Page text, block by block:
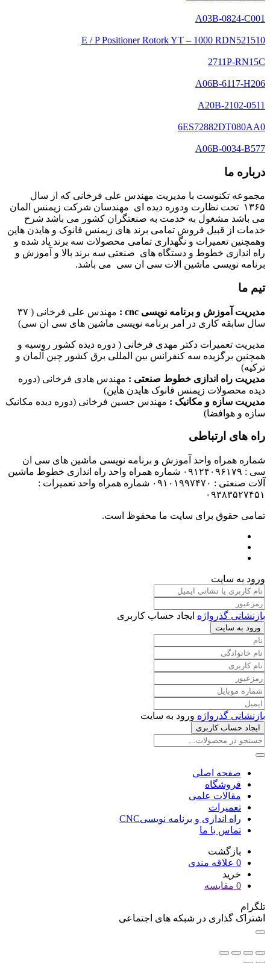
A03B-0824-C001
E / P Positioner Rotork YT – 1000 RDN521510
2711P-RN15C
A06B-6117-H206
A20B-2102-0511
6ES72882DT080AA0
A06B-0034-B577
درباره ما
مجموعه تکنوست با مدیریت مهندس علی فرخانی که از سال
۱۳۶۵ تحت نظارت ودوره دیده ای مهندسان شرکت زیمنس المان
می باشد مشغول به خدمت به صنعتگران کشور می باشد شرح
خدمات از قبیل فروش تمامی برند های زیمنس فانوک و هایدن هاین
وهمچنین تعمیرات و نگهداری تمامی محصولات سه برند یاد شده و
راه اندازی خطوط و دستگاه های صنعتی سه برند بالا و آموزش و
برنامه نویسی ماشین الات سی ان سی می باشد.
تیم ما
مدیریت آموزش و برنامه نویسی cnc :
مهندس علی فرخانی ( ۳۷
سال سابقه کاری در امر برنامه نویسی ماشین های سی ان سی)
مدیریت تعمیرات دکتر مهدی فرخانی ( دوره دیده کشور روسیه و
همچنین برگزیده سه کنفرانس بین المللی برق کشور چین آلمان و
ترکیه)
مدیریت راه اندازی خطوط صنعتی : مهندس هادی فرخانی (دوره
دیده محصولات زیمنس فانوک هایدن هاین)
مدیریت سازه و مکانیک : مهندس حسین فرخانی (دوره دیده مکانیک
سازه و هوافضا)
راه های ارتباطی
شماره همراه واحد آموزش و برنامه نویسی ماشین های سی ان
سی : ۰۹۱۲۴۰۹۶۱۷۹ شماره همراه واحد راه اندازی خطوط ماشین
آلات صنعتی : ۰۹۱۰۱۹۹۷۴۷۰ شماره همراه واحد تعمیرات :
۰۹۳۸۳۵۲۷۴۵۱
تمامی حقوق برای سایت ما محفوظ است.
ورود به سایت
بازنشانی گذرواژه ایجاد حساب کاربری
ورود به سایت
بازنشانی گذرواژه ورود به سایت
ایجاد حساب کاربری
صفحه اصلی
فروشگاه
مقالات علمی
تعمیرات
راه اندازی و برنامه نویسیCNC
تماس با ما
بازگشت
0 علاقه مندی
خرید
0 مقایسه
تلگرام
اشتراک گذاری در شبکه های اجتماعی